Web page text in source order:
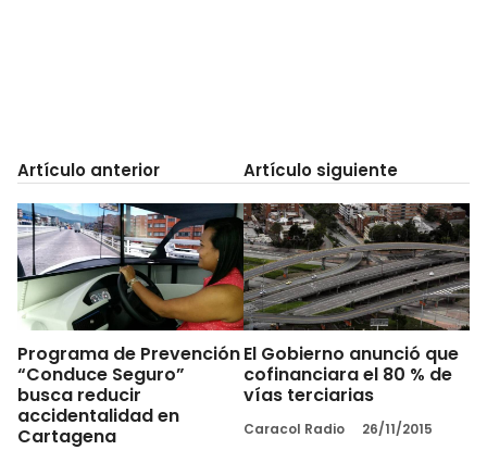
Artículo anterior
Programa de Prevención
“Conduce Seguro”
busca reducir
accidentalidad en
Cartagena
Artículo siguiente
El Gobierno anunció que
cofinanciara el 80 % de
vías terciarias
Caracol Radio 26/11/2015